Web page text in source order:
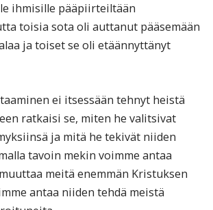
ihmisille pääpiirteiltään
toisia sota oli auttanut pääsemään
ja toiset se oli etäännyttänyt
ei itsessään tehnyt heistä
ratkaisi se, miten he valitsivat
ja mitä he tekivät niiden
tavoin mekin voimme antaa
meitä enemmän Kristuksen
antaa niiden tehdä meistä